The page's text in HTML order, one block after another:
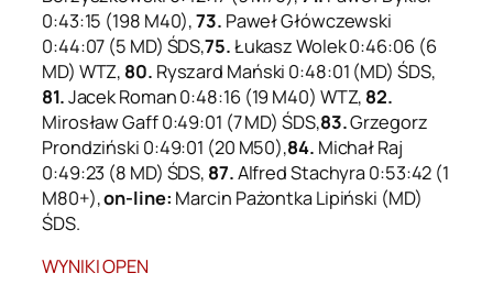
0:43:15 (198 M40),73. Paweł Główczewski
0:44:07 (5 MD) ŚDS,75.Łukasz Wolek 0:46:06 (6
MD) WTZ, 80. Ryszard Mański 0:48:01 (MD) ŚDS,
81.Jacek Roman 0:48:16 (19 M40) WTZ, 82.
Mirosław Gaff 0:49:01 (7 MD) ŚDS,83.Grzegorz
Prondziński 0:49:01 (20 M50),84. Michał Raj
0:49:23 (8 MD) ŚDS, 87.Alfred Stachyra 0:53:42 (1
M80+),on-line: Marcin Pażontka Lipiński (MD)
ŚDS.
WYNIKI OPEN